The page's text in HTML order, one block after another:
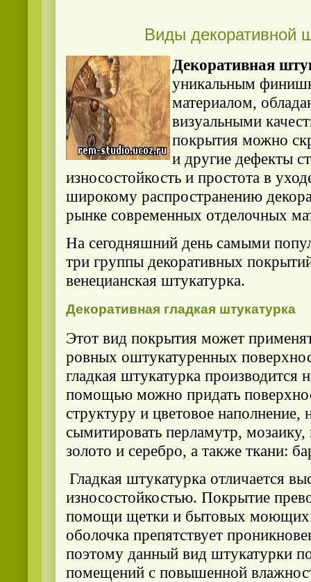
Виды декоративной
Декоративная
уникальным
материалом,
визуальными
покрытия можно
и другие дефекты
износостойкость и простота в
широкому распространению
рынке современных отделочных
На сегодняшний день самыми
три группы декоративных
венецианская штукатурка.
Декоративная гладкая штукатурка
Этот вид покрытия может
ровных оштукатуренных
гладкая штукатурка производится
помощью можно придать
структуру и цветовое наполнение,
сымитировать перламутр,
золото и серебро, а также ткани:
Гладкая штукатурка отличается
износостойкостью. Покрытие
помощи щетки и бытовых моющих
оболочка препятствует
поэтому данный вид штукатурки
помещений с повышенной